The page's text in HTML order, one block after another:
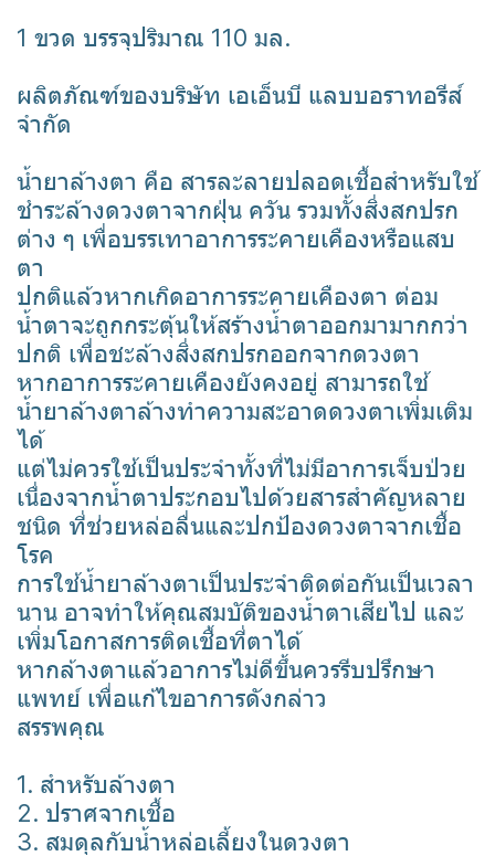
1 ขวด บรรจุปริมาณ 110 มล.
ผลิตภัณฑ์ของบริษัท เอเอ็นบี แลบบอราทอรีส์
จำกัด
น้ำยาล้างตา คือ สารละลายปลอดเชื้อสำหรับใช้
ชำระล้างดวงตาจากฝุ่น ควัน รวมทั้งสิ่งสกปรก
ต่าง ๆ เพื่อบรรเทาอาการระคายเคืองหรือแสบ
ตา
ปกติแล้วหากเกิดอาการระคายเคืองตา ต่อม
น้ำตาจะถูกกระตุ้นให้สร้างน้ำตาออกมามากกว่า
ปกติ เพื่อชะล้างสิ่งสกปรกออกจากดวงตา
หากอาการระคายเคืองยังคงอยู่ สามารถใช้
น้ำยาล้างตาล้างทำความสะอาดดวงตาเพิ่มเติม
ได้
แต่ไม่ควรใช้เป็นประจำทั้งที่ไม่มีอาการเจ็บป่วย
เนื่องจากน้ำตาประกอบไปด้วยสารสำคัญหลาย
ชนิด ที่ช่วยหล่อลื่นและปกป้องดวงตาจากเชื้อ
โรค
การใช้น้ำยาล้างตาเป็นประจำติดต่อกันเป็นเวลา
นาน อาจทำให้คุณสมบัติของน้ำตาเสียไป และ
เพิ่มโอกาสการติดเชื้อที่ตาได้
หากล้างตาแล้วอาการไม่ดีขึ้นควรรีบปรึกษา
แพทย์ เพื่อแก้ไขอาการดังกล่าว
สรรพคุณ
1. สำหรับล้างตา
2. ปราศจากเชื้อ
3. สมดุลกับน้ำหล่อเลี้ยงในดวงตา